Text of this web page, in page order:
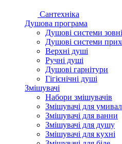
Сантехніка
Душова програма
Душові системи
Душові системи
Верхні душі
Ручні душі
Душові гарнітури
Гігієнічні душі
Змішувачі
Набори змішувачів
Змішувачі для
Змішувачі для ванни
Змішувачі для душу
Змішувачі для кухні